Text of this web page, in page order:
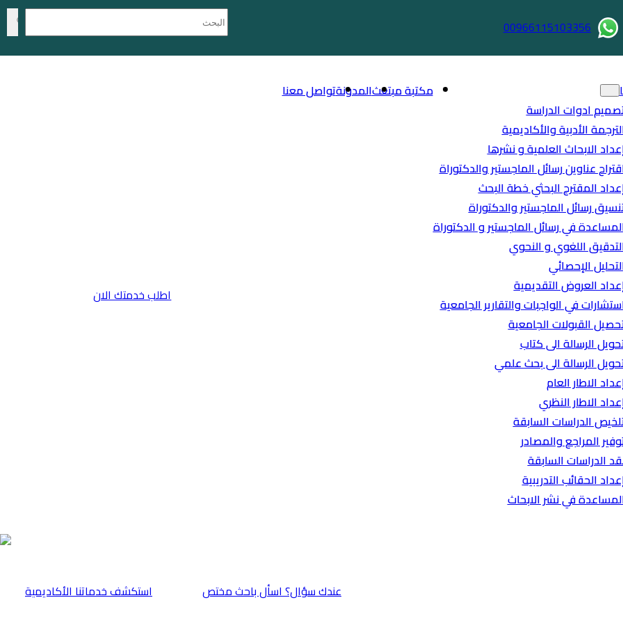
00966115103356
ادوات الدراسة
الأدبية والأكاديمية
الابحاث العلمية و نشرها
عناوين رسائل الماجستير والدكتوراة
المقترح البحثي خطة البحث
رسائل الماجستير والدكتوراة
في رسائل الماجستير و الدكتوراة
اللغوي و النحوي
الإحصائي
العروض التقديمية
في الواجبات والتقارير الجامعية
القبولات الجامعية
الرسالة الى كتاب
الرسالة الى بحث علمي
الاطار العام
الاطار النظري
الدراسات السابقة
المراجع والمصادر
الدراسات السابقة
الحقائب التدريبية
في نشر الابحاث
مكتبة مبتعثالمدونةتواصل معنا
اطلب خدمتك الان
⁠استكشف خدماتنا الأكاديمية عندك سؤال؟ اسأل باحث مختص